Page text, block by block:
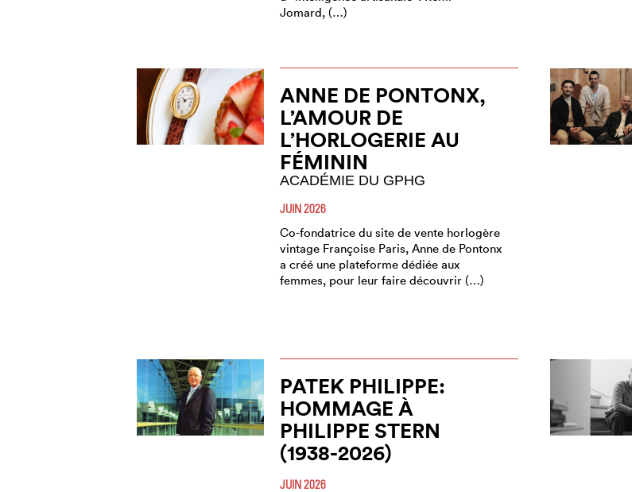
Jomard, (…)
ANNE DE PONTONX,
L’AMOUR DE
L’HORLOGERIE AU
FÉMININ
ACADÉMIE DU GPHG
JUIN 2026
Co-fondatrice du site de vente horlogère
vintage Françoise Paris, Anne de Pontonx
a créé une plateforme dédiée aux
femmes, pour leur faire découvrir (…)
PATEK PHILIPPE:
HOMMAGE À
PHILIPPE STERN
(1938-2026)
JUIN 2026